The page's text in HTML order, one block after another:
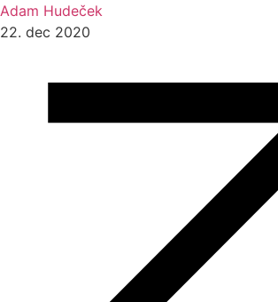
Adam Hudeček
22. dec 2020